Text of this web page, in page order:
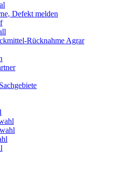
Defekt melden
Rücknahme Agrar